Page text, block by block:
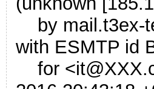
by mail.t3ex-
with ESMTP id
for